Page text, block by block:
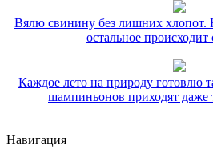
Вялю свинину без лишних хлопот.
остальное происходит
Каждое лето на природу готовлю
шампиньонов приходят даже
Навигация